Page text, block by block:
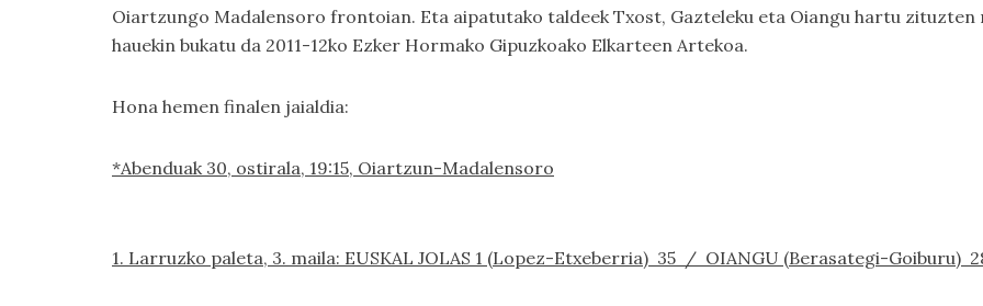
Oiartzungo Madalensoro frontoian. Eta aipatutako taldeek Txost, Gazteleku eta Oiangu hartu
hauekin bukatu da 2011-12ko Ezker Hormako Gipuzkoako Elkarteen Artekoa.
Hona hemen finalen jaialdia:
*Abenduak 30, ostirala, 19:15, Oiartzun-Madalensoro
1. Larruzko paleta, 3. maila: EUSKAL JOLAS 1 (Lopez-Etxeberria) 35 / OIANGU (Berasategi-Goiburu)